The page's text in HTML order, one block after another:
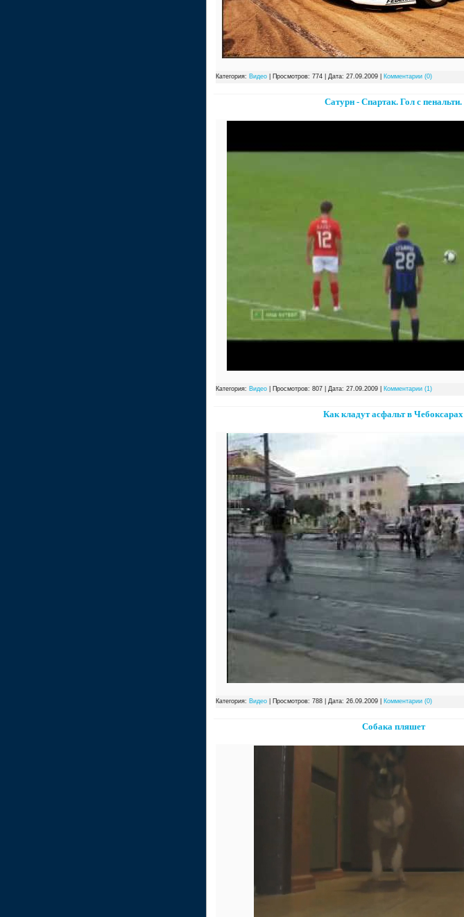
Категория: Видео| Просмотров: 774 | Дата: 27.09.2009| Комментарии (0)
Сатурн - Спартак. Гол с пенальти.
Категория: Видео| Просмотров: 807 | Дата: 27.09.2009| Комментарии (1)
Как кладут асфальт в Чебоксарах
Категория: Видео| Просмотров: 788 | Дата: 26.09.2009| Комментарии (0)
Собака пляшет